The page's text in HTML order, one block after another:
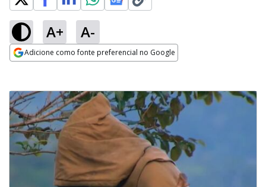
A+ A-
Adicione como fonte preferencial no Google